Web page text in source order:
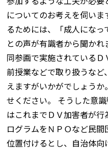
についてのお考えを伺い
るためには、「成人になっ
との声が有識者から聞か
同参画で実施されている
前授業などで取り扱うな
えますがいかがでしょう
せください。 そうした意
はこれまでＤＶ加害者が
ログラムをＮＰＯなど民
位置付けるとし、自治体